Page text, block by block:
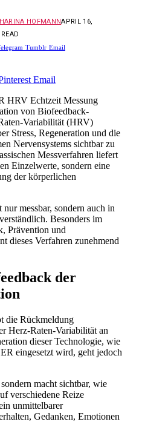
HOFMANNAPRIL 16,
Tumblr Email
Email
Echtzeit Messung
von Biofeedback-
Variabilität (HRV)
Stress, Regeneration und die
Nervensystems sichtbar zu
Messverfahren liefert
Einzelwerte, sondern eine
der körperlichen
messbar, sondern auch in
Besonders im
Prävention und
dieses Verfahren zunehmend
der
die Rückmeldung
Herz-Raten-Variabilität an
dieser Technologie, wie
eingesetzt wird, geht jedoch
macht sichtbar, wie
verschiedene Reize
unmittelbarer
Gedanken, Emotionen